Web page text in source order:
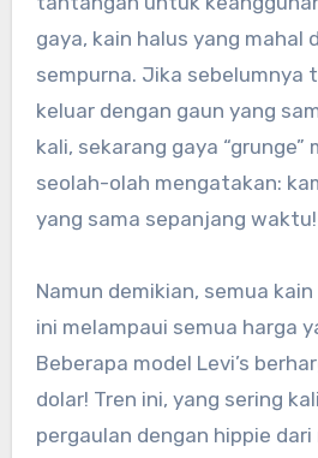
gaya, kain halus yang mahal
sempurna. Jika sebelumnya
keluar dengan gaun yang
kali, sekarang gaya
seolah-olah mengatakan:
yang sama sepanjang waktu!
Namun demikian, semua
ini melampaui semua harga
Beberapa model Levi’s
dolar! Tren ini, yang sering
pergaulan dengan hippie